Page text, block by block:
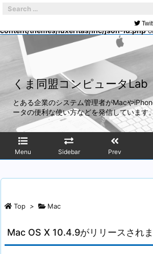
Warning: Trying to access array offset on
/home/mach/kumadoumei.net/public_html/
content/themes/luxeritas/inc/json-ld.php
くま同盟コンピュータLab
とある企業のシステム管理者がMacや
ータの便利な使い方などを発信しています。
Menu Sidebar Prev
Top > Mac
Mac OS X 10.4.9がリリースされ